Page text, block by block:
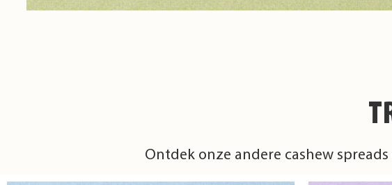
Ontdek onze andere cashew